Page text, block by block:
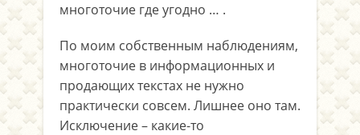
многоточие где угодно … .
По моим собственным наблюдениям,
многоточие в информационных и
продающих текстах не нужно
практически совсем. Лишнее оно там.
Исключение – какие-то